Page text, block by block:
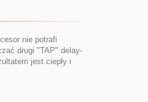
nie potrafi
drugi "TAP" delay-
jest ciepły i